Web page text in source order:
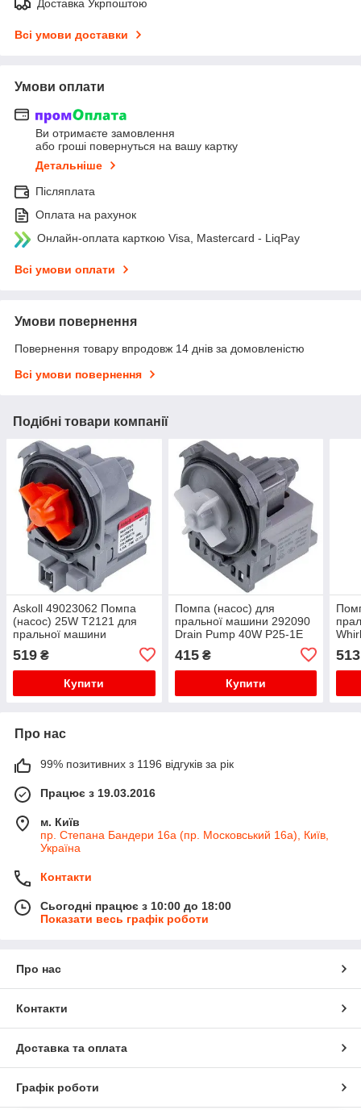
Доставка Укрпоштою
Всі умови доставки
Умови оплати
Ви отримаєте замовлення
або гроші повернуться на вашу картку
Детальніше
Післяплата
Оплата на рахунок
Онлайн-оплата карткою Visa, Mastercard - LiqPay
Всі умови оплати
Умови повернення
Повернення товару впродовж 14 днів за домовленістю
Всі умови повернення
Подібні товари компанії
Askoll 49023062 Помпа
(насос) 25W T2121 для
пральної машини
519 ₴
Купити
Помпа (насос) для
пральної машини 292090
Drain Pump 40W P25-1E
415₴
Купити
513
Про нас
99% позитивних з 1196 відгуків за рік
Працює з 19.03.2016
м. Київ
пр. Степана Бандери 16а (пр. Московський 16а), Київ,
Україна
Контакти
Сьогодні працює з 10:00 до 18:00
Показати весь графік роботи
Про нас
Контакти
Доставка та оплата
Графік роботи